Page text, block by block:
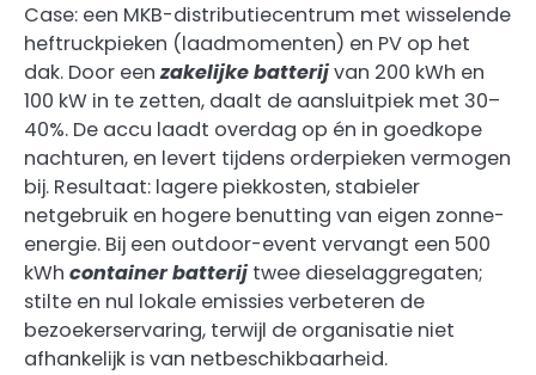
Case: een MKB-distributiecentrum met wisselende
heftruckpieken (laadmomenten) en PV op het
dak. Door eenzakelijke batterijvan 200 kWh en
100 kW in te zetten, daalt de aansluitpiek met 30–
40%. De accu laadt overdag op én in goedkope
nachturen, en levert tijdens orderpieken vermogen
bij. Resultaat: lagere piekkosten, stabieler
netgebruik en hogere benutting van eigen zonne-
energie. Bij een outdoor-event vervangt een 500
kWh container batterij twee dieselaggregaten;
stilte en nul lokale emissies verbeteren de
bezoekerservaring, terwijl de organisatie niet
afhankelijk is van netbeschikbaarheid.